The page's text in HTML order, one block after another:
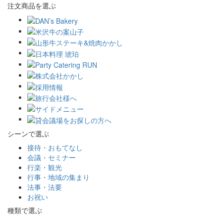
注文商品を選ぶ
シーンで選ぶ
接待・おもてなし
会議・セミナー
行楽・観光
行事・地域の集まり
法事・法要
お祝い
種類で選ぶ